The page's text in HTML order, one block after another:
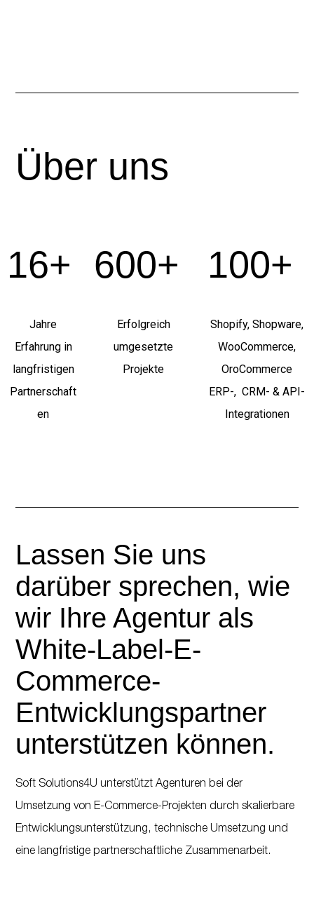
Über uns
16+
Jahre
Erfahrung in
langfristigen
Partnerschaft
en
600+
Erfolgreich
umgesetzte
Projekte
100+
Shopify, Shopware,
WooCommerce,
OroCommerce
ERP-, CRM- & API-
Integrationen
Lassen Sie uns
darüber sprechen, wie
wir Ihre Agentur als
White-Label-E-
Commerce-
Entwicklungspartner
unterstützen können.
Soft Solutions4U unterstützt Agenturen bei der
Umsetzung von E-Commerce-Projekten durch skalierbare
Entwicklungsunterstützung, technische Umsetzung und
eine langfristige partnerschaftliche Zusammenarbeit.